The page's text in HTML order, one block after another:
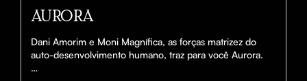
AURORA
Dani Amorim e Moni Magnífica, as forças matrizez do
auto-desenvolvimento humano, traz para você Aurora.